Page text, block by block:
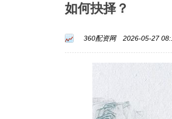
如何抉择？
360配资网 2026-05-27